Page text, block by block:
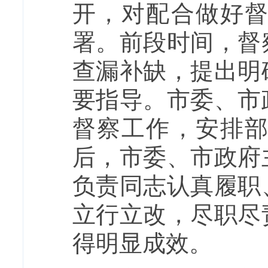
开，对配合做好
署。前段时间，
查漏补缺，提出
要指导。市委、
督察工作，安排
后，市委、市政
负责同志认真履
立行立改，尽职
得明显成效。